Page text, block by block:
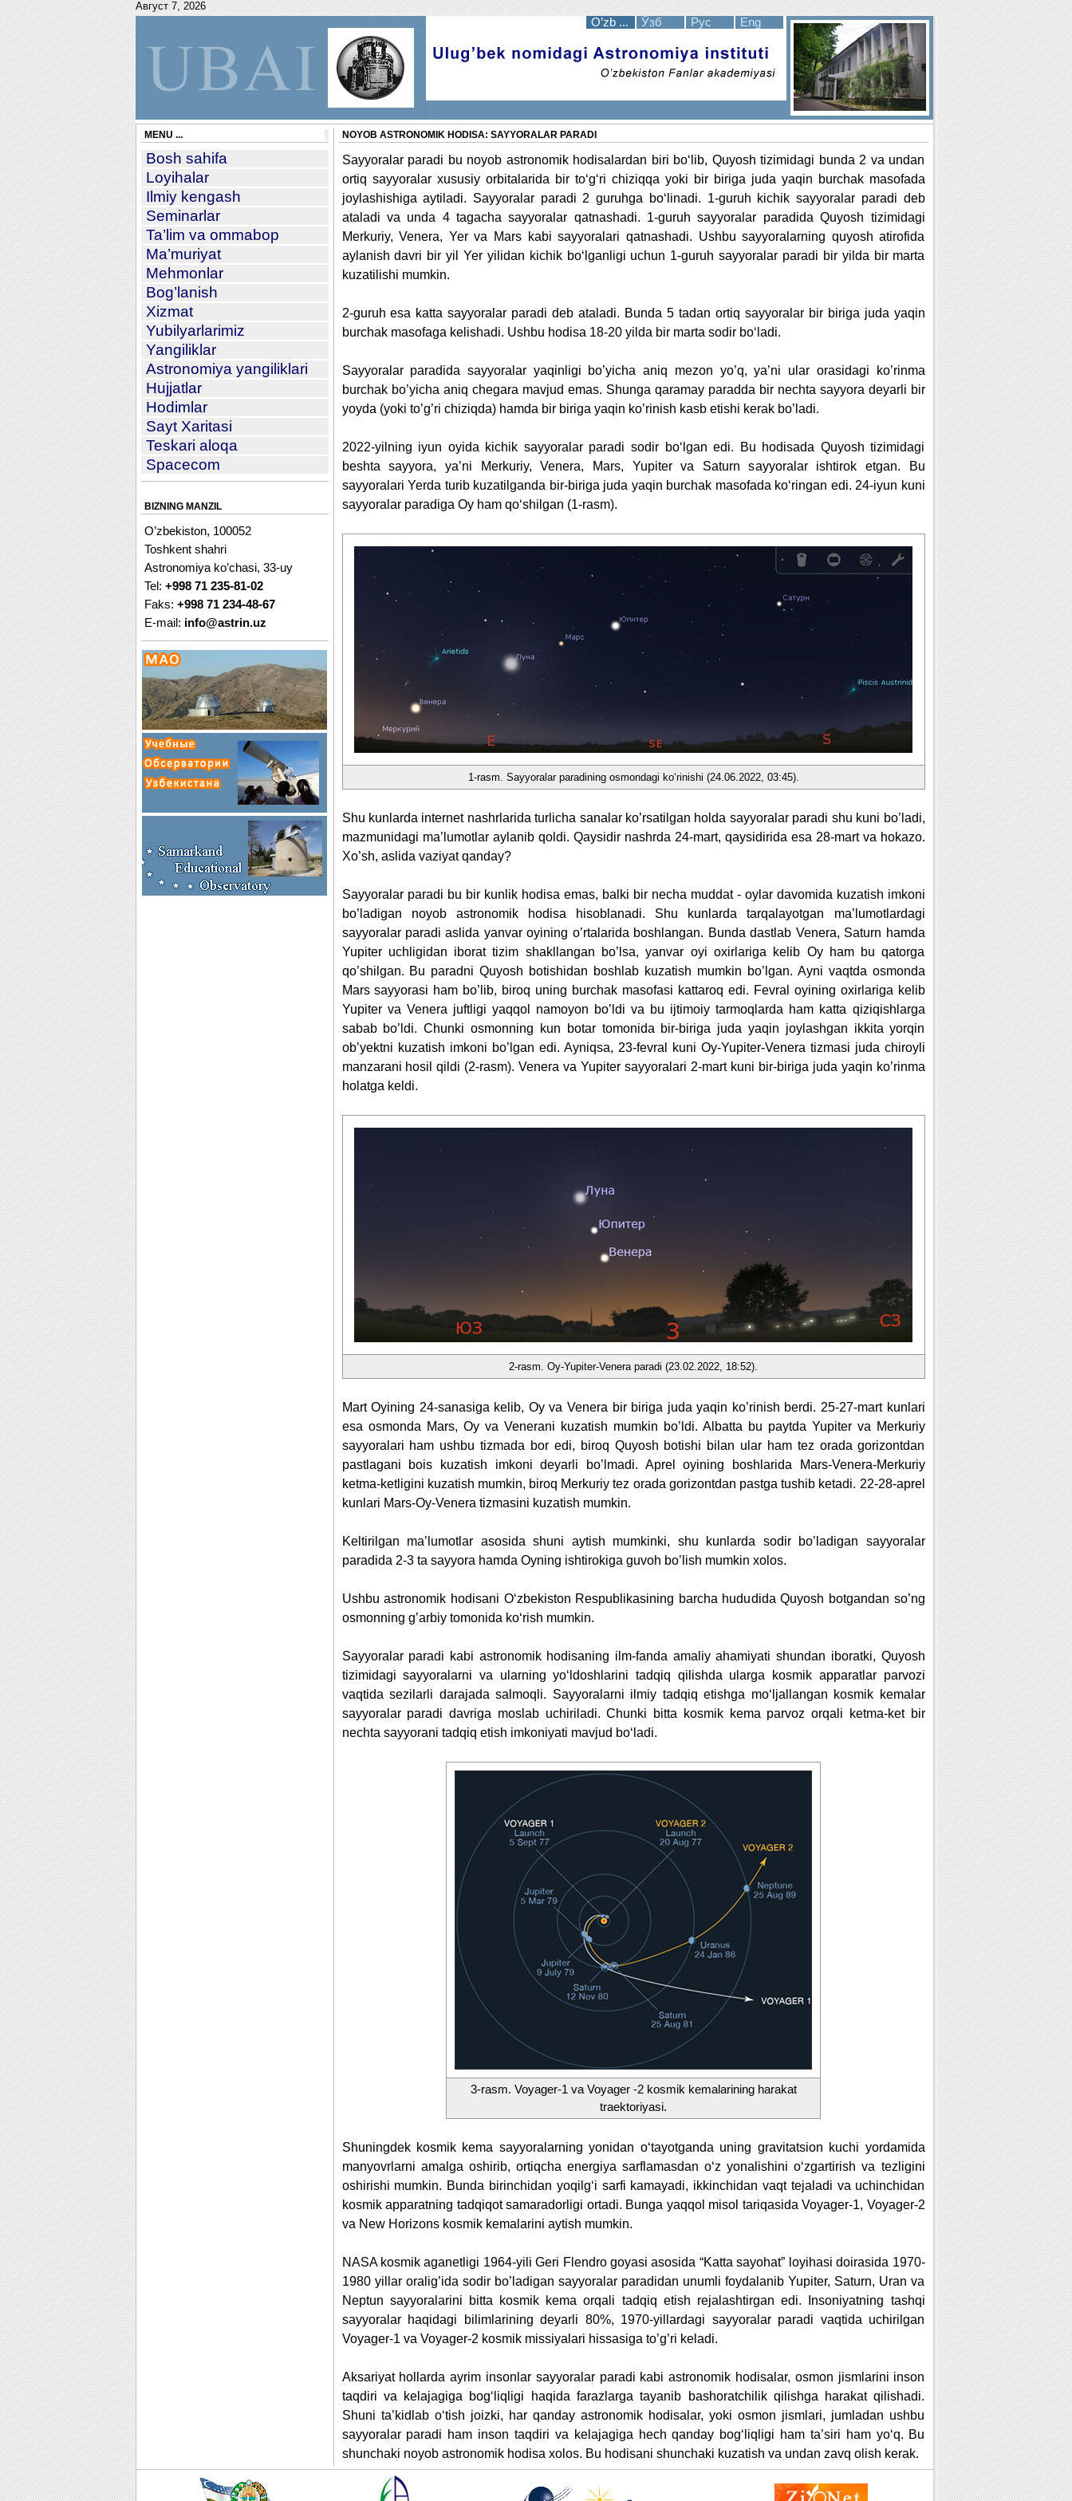
Август 7, 2026
O’zb ... Ўзб Рус Eng
MENU ...
Bosh sahifa
Loyihalar
Ilmiy kengash
Seminarlar
Ta’lim va ommabop
Ma’muriyat
Mehmonlar
Bog’lanish
Xizmat
Yubilyarlarimiz
Yangiliklar
Astronomiya yangiliklari
Hujjatlar
Hodimlar
Sayt Xaritasi
Teskari aloqa
Spacecom
BIZNING MANZIL
O’zbekiston, 100052
Toshkent shahri
Astronomiya ko’chasi, 33-uy
Tel: +998 71 235-81-02
Faks: +998 71 234-48-67
E-mail: info@astrin.uz
NOYOB ASTRONOMIK HODISA: SAYYORALAR PARADI
Sayyoralar paradi bu noyob astronomik hodisalardan biri bo‘lib, Quyosh tizimidagi bunda 2 va undan
ortiq sayyoralar xususiy orbitalarida bir to‘g‘ri chiziqqa yoki bir biriga juda yaqin burchak masofada
joylashishiga aytiladi. Sayyoralar paradi 2 guruhga bo‘linadi. 1-guruh kichik sayyoralar paradi deb
ataladi va unda 4 tagacha sayyoralar qatnashadi. 1-guruh sayyoralar paradida Quyosh tizimidagi
Merkuriy, Venera, Yer va Mars kabi sayyoralari qatnashadi. Ushbu sayyoralarning quyosh atirofida
aylanish davri bir yil Yer yilidan kichik bo‘lganligi uchun 1-guruh sayyoralar paradi bir yilda bir marta
kuzatilishi mumkin.
2-guruh esa katta sayyoralar paradi deb ataladi. Bunda 5 tadan ortiq sayyoralar bir biriga juda yaqin
burchak masofaga kelishadi. Ushbu hodisa 18-20 yilda bir marta sodir bo‘ladi.
Sayyoralar paradida sayyoralar yaqinligi bo’yicha aniq mezon yo’q, ya’ni ular orasidagi ko’rinma
burchak bo’yicha aniq chegara mavjud emas. Shunga qaramay paradda bir nechta sayyora deyarli bir
yoyda (yoki to’g’ri chiziqda) hamda bir biriga yaqin ko’rinish kasb etishi kerak bo’ladi.
2022-yilning iyun oyida kichik sayyoralar paradi sodir bo‘lgan edi. Bu hodisada Quyosh tizimidagi
beshta sayyora, ya’ni Merkuriy, Venera, Mars, Yupiter va Saturn sayyoralar ishtirok etgan. Bu
sayyoralari Yerda turib kuzatilganda bir-biriga juda yaqin burchak masofada ko‘ringan edi. 24-iyun kuni
sayyoralar paradiga Oy ham qo‘shilgan (1-rasm).
1-rasm. Sayyoralar paradining osmondagi ko‘rinishi (24.06.2022, 03:45).
Shu kunlarda internet nashrlarida turlicha sanalar ko’rsatilgan holda sayyoralar paradi shu kuni bo’ladi,
mazmunidagi ma’lumotlar aylanib qoldi. Qaysidir nashrda 24-mart, qaysidirida esa 28-mart va hokazo.
Xo’sh, aslida vaziyat qanday?
Sayyoralar paradi bu bir kunlik hodisa emas, balki bir necha muddat - oylar davomida kuzatish imkoni
bo’ladigan noyob astronomik hodisa hisoblanadi. Shu kunlarda tarqalayotgan ma’lumotlardagi
sayyoralar paradi aslida yanvar oyining o’rtalarida boshlangan. Bunda dastlab Venera, Saturn hamda
Yupiter uchligidan iborat tizim shakllangan bo’lsa, yanvar oyi oxirlariga kelib Oy ham bu qatorga
qo’shilgan. Bu paradni Quyosh botishidan boshlab kuzatish mumkin bo’lgan. Ayni vaqtda osmonda
Mars sayyorasi ham bo’lib, biroq uning burchak masofasi kattaroq edi. Fevral oyining oxirlariga kelib
Yupiter va Venera juftligi yaqqol namoyon bo’ldi va bu ijtimoiy tarmoqlarda ham katta qiziqishlarga
sabab bo’ldi. Chunki osmonning kun botar tomonida bir-biriga juda yaqin joylashgan ikkita yorqin
ob’yektni kuzatish imkoni bo’lgan edi. Ayniqsa, 23-fevral kuni Oy-Yupiter-Venera tizmasi juda chiroyli
manzarani hosil qildi (2-rasm). Venera va Yupiter sayyoralari 2-mart kuni bir-biriga juda yaqin ko’rinma
holatga keldi.
2-rasm. Oy-Yupiter-Venera paradi (23.02.2022, 18:52).
Mart Oyining 24-sanasiga kelib, Oy va Venera bir biriga juda yaqin ko’rinish berdi. 25-27-mart kunlari
esa osmonda Mars, Oy va Venerani kuzatish mumkin bo’ldi. Albatta bu paytda Yupiter va Merkuriy
sayyoralari ham ushbu tizmada bor edi, biroq Quyosh botishi bilan ular ham tez orada gorizontdan
pastlagani bois kuzatish imkoni deyarli bo’lmadi. Aprel oyining boshlarida Mars-Venera-Merkuriy
ketma-ketligini kuzatish mumkin, biroq Merkuriy tez orada gorizontdan pastga tushib ketadi. 22-28-aprel
kunlari Mars-Oy-Venera tizmasini kuzatish mumkin.
Keltirilgan ma’lumotlar asosida shuni aytish mumkinki, shu kunlarda sodir bo’ladigan sayyoralar
paradida 2-3 ta sayyora hamda Oyning ishtirokiga guvoh bo’lish mumkin xolos.
Ushbu astronomik hodisani O‘zbekiston Respublikasining barcha hududida Quyosh botgandan so’ng
osmonning g’arbiy tomonida ko‘rish mumkin.
Sayyoralar paradi kabi astronomik hodisaning ilm-fanda amaliy ahamiyati shundan iboratki, Quyosh
tizimidagi sayyoralarni va ularning yo‘ldoshlarini tadqiq qilishda ularga kosmik apparatlar parvozi
vaqtida sezilarli darajada salmoqli. Sayyoralarni ilmiy tadqiq etishga mo‘ljallangan kosmik kemalar
sayyoralar paradi davriga moslab uchiriladi. Chunki bitta kosmik kema parvoz orqali ketma-ket bir
nechta sayyorani tadqiq etish imkoniyati mavjud bo‘ladi.
3-rasm. Voyager-1 va Voyager -2 kosmik kemalarining harakat
traektoriyasi.
Shuningdek kosmik kema sayyoralarning yonidan o‘tayotganda uning gravitatsion kuchi yordamida
manyovrlarni amalga oshirib, ortiqcha energiya sarflamasdan o‘z yonalishini o‘zgartirish va tezligini
oshirishi mumkin. Bunda birinchidan yoqilg‘i sarfi kamayadi, ikkinchidan vaqt tejaladi va uchinchidan
kosmik apparatning tadqiqot samaradorligi ortadi. Bunga yaqqol misol tariqasida Voyager-1, Voyager-2
va New Horizons kosmik kemalarini aytish mumkin.
NASA kosmik aganetligi 1964-yili Geri Flendro goyasi asosida “Katta sayohat” loyihasi doirasida 1970-
1980 yillar oralig’ida sodir bo’ladigan sayyoralar paradidan unumli foydalanib Yupiter, Saturn, Uran va
Neptun sayyoralarini bitta kosmik kema orqali tadqiq etish rejalashtirgan edi. Insoniyatning tashqi
sayyoralar haqidagi bilimlarining deyarli 80%, 1970-yillardagi sayyoralar paradi vaqtida uchirilgan
Voyager-1 va Voyager-2 kosmik missiyalari hissasiga to’g’ri keladi.
Aksariyat hollarda ayrim insonlar sayyoralar paradi kabi astronomik hodisalar, osmon jismlarini inson
taqdiri va kelajagiga bog‘liqligi haqida farazlarga tayanib bashoratchilik qilishga harakat qilishadi.
Shuni ta’kidlab o‘tish joizki, har qanday astronomik hodisalar, yoki osmon jismlari, jumladan ushbu
sayyoralar paradi ham inson taqdiri va kelajagiga hech qanday bog‘liqligi ham ta’siri ham yo‘q. Bu
shunchaki noyob astronomik hodisa xolos. Bu hodisani shunchaki kuzatish va undan zavq olish kerak.